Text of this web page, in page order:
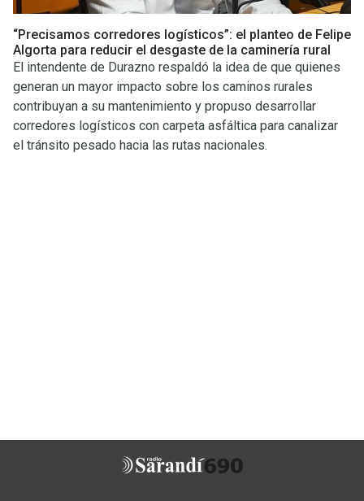
“Precisamos corredores logísticos”: el planteo de Felipe
Algorta para reducir el desgaste de la caminería rural
El intendente de Durazno respaldó la idea de que quienes
generan un mayor impacto sobre los caminos rurales
contribuyan a su mantenimiento y propuso desarrollar
corredores logísticos con carpeta asfáltica para canalizar
el tránsito pesado hacia las rutas nacionales.